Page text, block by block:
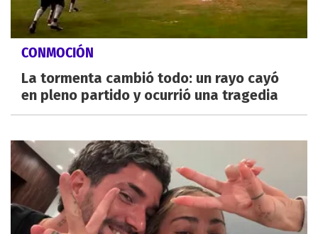
CONMOCIÓN
La tormenta cambió todo: un rayo cayó
en pleno partido y ocurrió una tragedia